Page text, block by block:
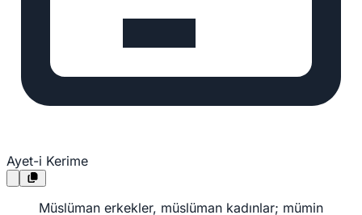
Ayet-i Kerime
Müslüman erkekler, müslüman kadınlar; mümin